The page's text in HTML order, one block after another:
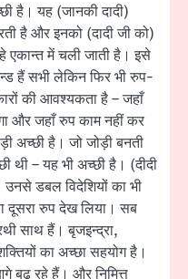
है। यह (जानकी दादी)
है और इनको (दादी जी को)
एकान्त में चली जाती है। इसे
हैं सभी लेकिन फिर भी रुप-
की आवश्यकता है – जहाँ
और जहाँ रुप काम नहीं कर
अच्छी है। जो जोड़ी बनती
थी – यह भी अच्छी है। (दीदी
उनसे डबल विदेशियों का भी
दूसरा रुप देख लिया। सब
साथ हैं। बृजइन्द्रा,
का अच्छा सहयोग है।
बढ़ रहे हैं। और निमित्त